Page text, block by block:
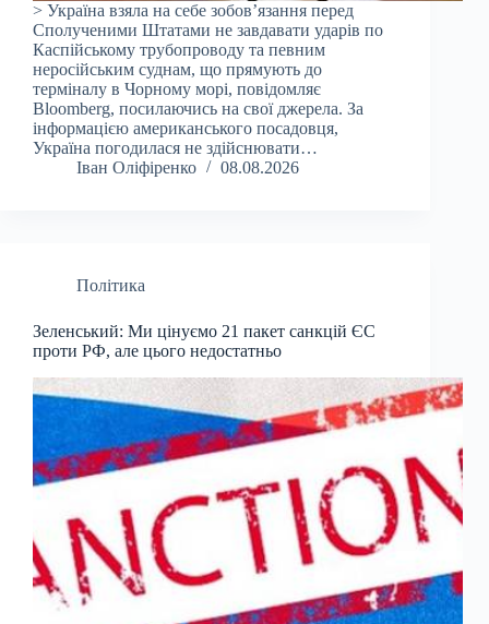
> Україна взяла на себе зобов’язання перед
Сполученими Штатами не завдавати ударів по
Каспійському трубопроводу та певним
неросійським суднам, що прямують до
терміналу в Чорному морі, повідомляє
Bloomberg, посилаючись на свої джерела. За
інформацією американського посадовця,
Україна погодилася не здійснювати…
Іван Оліфіренко
08.08.2026
Політика
Зеленський: Ми цінуємо 21 пакет санкцій ЄС
проти РФ, але цього недостатньо